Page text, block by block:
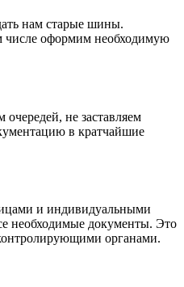
нам старые шины.
числе оформим необходимую
не заставляем
в кратчайшие
и индивидуальными
необходимые документы. Это
органами.